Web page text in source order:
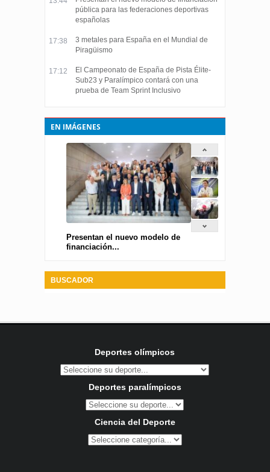
pública para las federaciones deportivas
españolas
17:38
3 metales para España en el Mundial de
Piragüismo
17:12
El Campeonato de España de Pista Élite-
Sub23 y Paralímpico contará con una
prueba de Team Sprint Inclusivo
EN IMÁGENES
Presentan el nuevo modelo de
financiación...
BUSCADOR
Deportes olímpicos
Deportes paralímpicos
Ciencia del Deporte